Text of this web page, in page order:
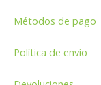
Métodos de pago
Política de envío